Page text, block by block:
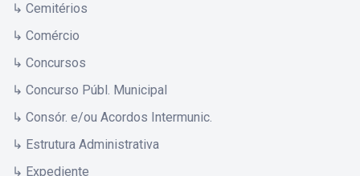
↳ Cemitérios
↳ Comércio
↳ Concursos
↳ Concurso Públ. Municipal
↳ Consór. e/ou Acordos Intermunic.
↳ Estrutura Administrativa
↳ Expediente